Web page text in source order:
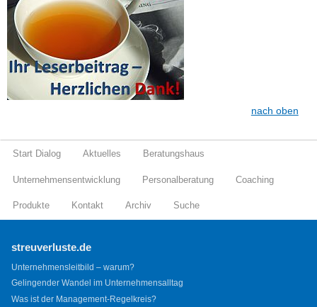
nach oben
Start Dialog Aktuelles Beratungshaus
Unternehmensentwicklung Personalberatung Coaching
Produkte Kontakt Archiv Suche
streuverluste.de
Unternehmensleitbild – warum?
Gelingender Wandel im Unternehmensalltag
Was ist der Management-Regelkreis?